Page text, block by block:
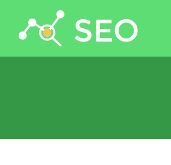
جستجو برای: